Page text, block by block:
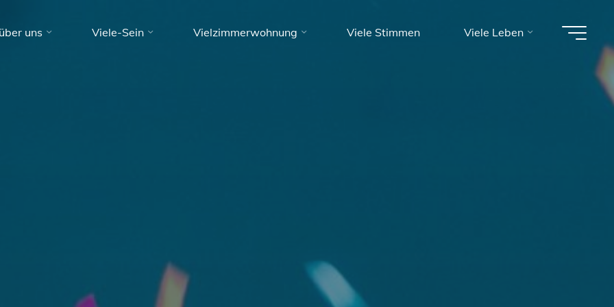
über uns Viele-Sein Vielzimmerwohnung Viele Stimmen Viele Leben